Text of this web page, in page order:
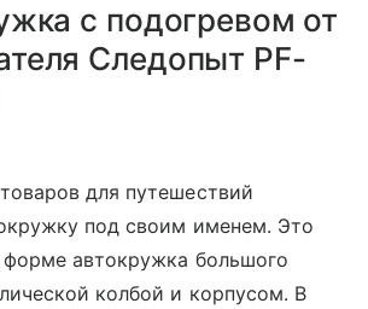
с подогревом от
Следопыт PF-
для путешествий
под своим именем. Это
форме автокружка большого
колбой и корпусом. В